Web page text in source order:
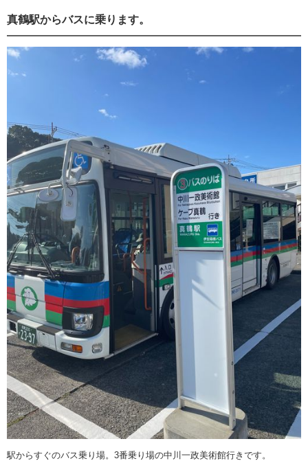
真鶴駅からバスに乗ります。
駅からすぐのバス乗り場。3番乗り場の中川一政美術館行きです。